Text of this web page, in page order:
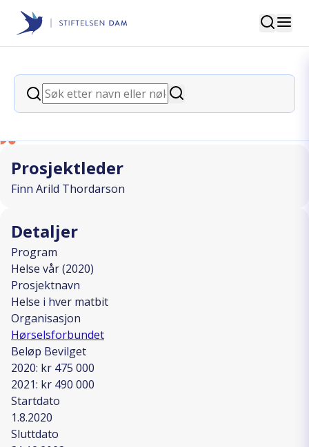
Stiftelsen Dam
Søk
Søk
Søk
back
Helse i hver matbit
Prosjektleder
Finn Arild Thordarson
Detaljer
Program
Helse vår (2020)
Prosjektnavn
Helse i hver matbit
Organisasjon
Hørselsforbundet
Beløp Bevilget
2020: kr 475 000
2021: kr 490 000
Startdato
1.8.2020
Sluttdato